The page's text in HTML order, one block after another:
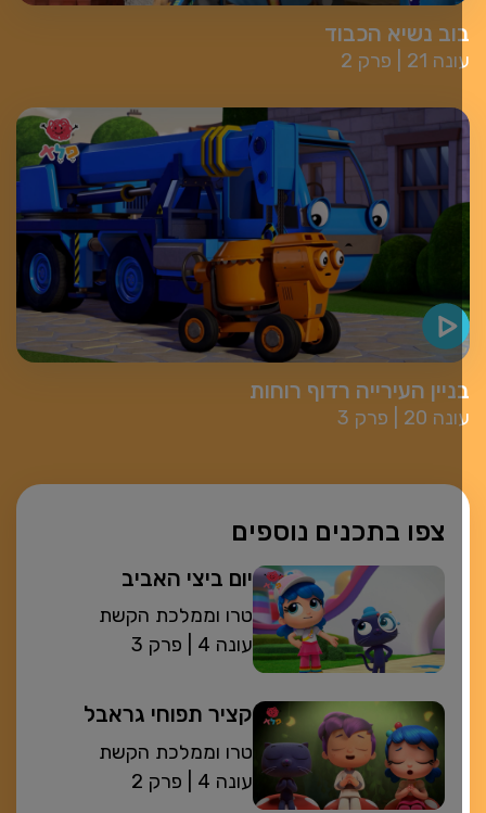
צפו בתכנים נוספים
יום ביצי האביב
טרו וממלכת הקשת
פרק 3
| עונה 4
קציר תפוחי גראבל
טרו וממלכת הקשת
פרק 2
| עונה 4
נשיא הכבוד
פרק 2 21
העירייה רדוף רוחות
פרק 3 20